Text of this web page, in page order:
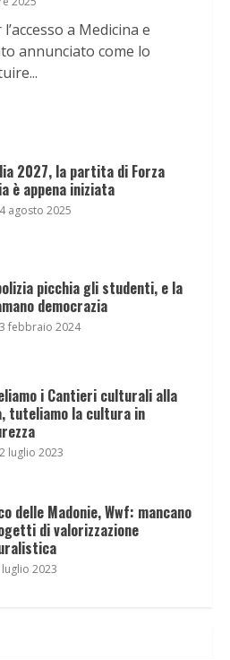
a Medicina e
annunciato come lo
2027, la partita di Forza
è appena iniziata
agosto 2025
picchia gli studenti, e la
democrazia
febbraio 2024
i Cantieri culturali alla
tuteliamo la cultura in
luglio 2023
delle Madonie, Wwf: mancano
di valorizzazione
luglio 2023